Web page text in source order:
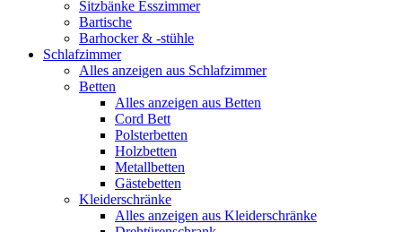
Sitzbänke Esszimmer
Bartische
Barhocker & -stühle
Schlafzimmer
Alles anzeigen aus Schlafzimmer
Betten
Alles anzeigen aus Betten
Cord Bett
Polsterbetten
Holzbetten
Metallbetten
Gästebetten
Kleiderschränke
Alles anzeigen aus Kleiderschränke